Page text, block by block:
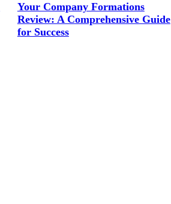
Your Company Formations
Review: A Comprehensive Guide
for Success